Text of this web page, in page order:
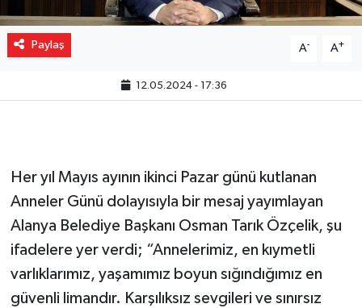
Paylaş A- A+
12.05.2024 - 17:36
Her yıl Mayıs ayının ikinci Pazar günü kutlanan
Anneler Günü dolayısıyla bir mesaj yayımlayan
Alanya Belediye Başkanı Osman Tarık Özçelik, şu
ifadelere yer verdi; “Annelerimiz, en kıymetli
varlıklarımız, yaşamımız boyun sığındığımız en
güvenli limandır. Karşılıksız sevgileri ve sınırsız